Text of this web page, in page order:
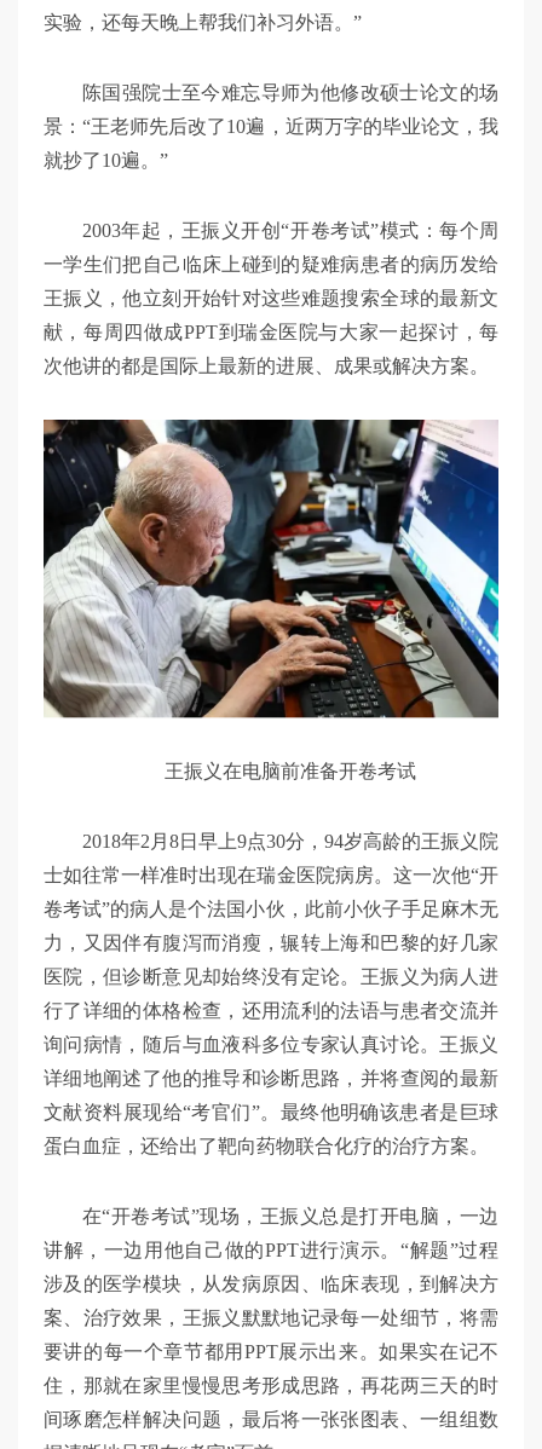
实验，还每天晚上帮我们补习外语。”
陈国强院士至今难忘导师为他修改硕士论文的场
景：“王老师先后改了10遍，近两万字的毕业论文，我
就抄了10遍。”
2003年起，王振义开创“开卷考试”模式：每个周
一学生们把自己临床上碰到的疑难病患者的病历发给
王振义，他立刻开始针对这些难题搜索全球的最新文
献，每周四做成PPT到瑞金医院与大家一起探讨，每
次他讲的都是国际上最新的进展、成果或解决方案。
王振义在电脑前准备开卷考试
2018年2月8日早上9点30分，94岁高龄的王振义院
士如往常一样准时出现在瑞金医院病房。这一次他“开
卷考试”的病人是个法国小伙，此前小伙子手足麻木无
力，又因伴有腹泻而消瘦，辗转上海和巴黎的好几家
医院，但诊断意见却始终没有定论。王振义为病人进
行了详细的体格检查，还用流利的法语与患者交流并
询问病情，随后与血液科多位专家认真讨论。王振义
详细地阐述了他的推导和诊断思路，并将查阅的最新
文献资料展现给“考官们”。最终他明确该患者是巨球
蛋白血症，还给出了靶向药物联合化疗的治疗方案。
在“开卷考试”现场，王振义总是打开电脑，一边
讲解，一边用他自己做的PPT进行演示。“解题”过程
涉及的医学模块，从发病原因、临床表现，到解决方
案、治疗效果，王振义默默地记录每一处细节，将需
要讲的每一个章节都用PPT展示出来。如果实在记不
住，那就在家里慢慢思考形成思路，再花两三天的时
间琢磨怎样解决问题，最后将一张张图表、一组组数